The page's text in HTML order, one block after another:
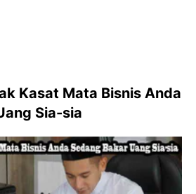
Kasat Mata Bisnis Anda
Sia-sia